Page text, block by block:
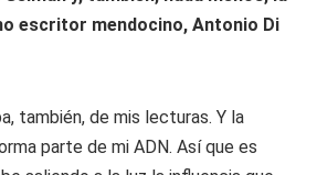
escritor mendocino, Antonio Di
también, de mis lecturas. Y la
parte de mi ADN. Así que es